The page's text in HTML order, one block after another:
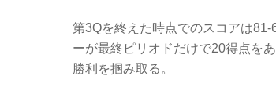
o
o
e
第3Qを終えた時点でのスコアは
ーが最終ピリオドだけで20得点を
勝利を掴み取る。